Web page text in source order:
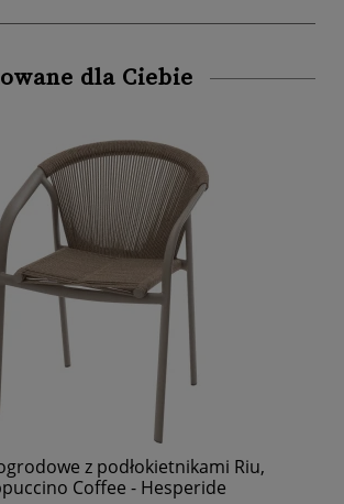
dla Ciebie
z podłokietnikami Riu,
Coffee - Hesperide